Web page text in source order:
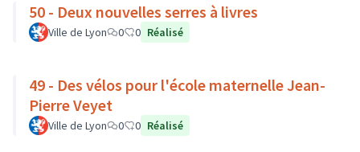
50 - Deux nouvelles serres à livres
Ville de Lyon 0 0 Réalisé
49 - Des vélos pour l'école maternelle Jean-
Pierre Veyet
Ville de Lyon 0 0 Réalisé